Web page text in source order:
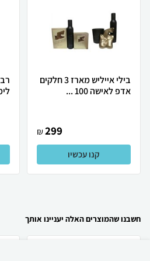
בילי אייליש מארז 3 חלקים
אדפ לאישה 100 ...
299
₪
קנו עכשיו
חשבנו שהמוצרים האלה יעניינו אותך